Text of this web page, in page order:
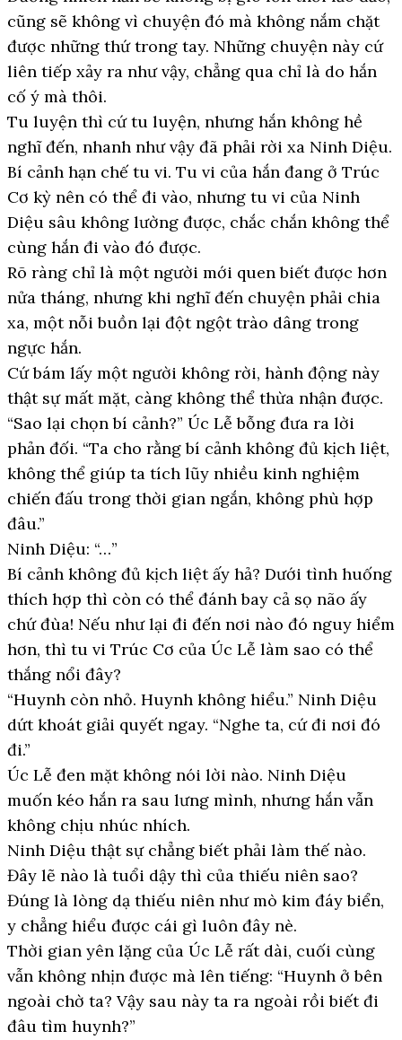
cũng sẽ không vì chuyện đó mà không nắm chặt
được những thứ trong tay. Những chuyện này cứ
liên tiếp xảy ra như vậy, chẳng qua chỉ là do hắn
cố ý mà thôi.
Tu luyện thì cứ tu luyện, nhưng hắn không hề
nghĩ đến, nhanh như vậy đã phải rời xa Ninh Diệu.
Bí cảnh hạn chế tu vi. Tu vi của hắn đang ở Trúc
Cơ kỳ nên có thể đi vào, nhưng tu vi của Ninh
Diệu sâu không lường được, chắc chắn không thể
cùng hắn đi vào đó được.
Rõ ràng chỉ là một người mới quen biết được hơn
nửa tháng, nhưng khi nghĩ đến chuyện phải chia
xa, một nỗi buồn lại đột ngột trào dâng trong
ngực hắn.
Cứ bám lấy một người không rời, hành động này
thật sự mất mặt, càng không thể thừa nhận được.
“Sao lại chọn bí cảnh?” Úc Lễ bỗng đưa ra lời
phản đối. “Ta cho rằng bí cảnh không đủ kịch liệt,
không thể giúp ta tích lũy nhiều kinh nghiệm
chiến đấu trong thời gian ngắn, không phù hợp
đâu.”
Ninh Diệu: “…”
Bí cảnh không đủ kịch liệt ấy hả? Dưới tình huống
thích hợp thì còn có thể đánh bay cả sọ não ấy
chứ đùa! Nếu như lại đi đến nơi nào đó nguy hiểm
hơn, thì tu vi Trúc Cơ của Úc Lễ làm sao có thể
thắng nổi đây?
“Huynh còn nhỏ. Huynh không hiểu.” Ninh Diệu
dứt khoát giải quyết ngay. “Nghe ta, cứ đi nơi đó
đi.”
Úc Lễ đen mặt không nói lời nào. Ninh Diệu
muốn kéo hắn ra sau lưng mình, nhưng hắn vẫn
không chịu nhúc nhích.
Ninh Diệu thật sự chẳng biết phải làm thế nào.
Đây lẽ nào là tuổi dậy thì của thiếu niên sao?
Đúng là lòng dạ thiếu niên như mò kim đáy biển,
y chẳng hiểu được cái gì luôn đây nè.
Thời gian yên lặng của Úc Lễ rất dài, cuối cùng
vẫn không nhịn được mà lên tiếng: “Huynh ở bên
ngoài chờ ta? Vậy sau này ta ra ngoài rồi biết đi
đâu tìm huynh?”